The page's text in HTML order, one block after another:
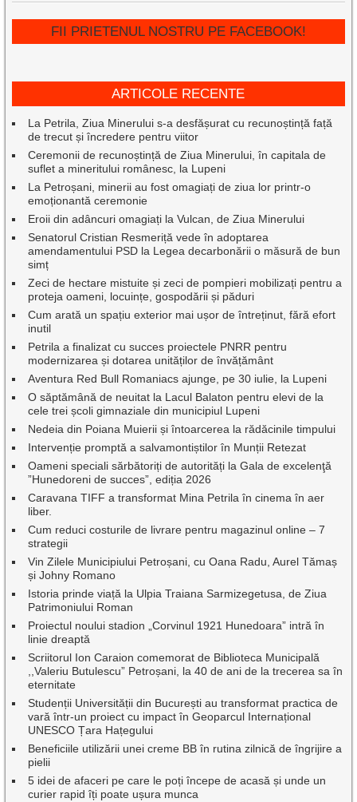
FII PRIETENUL NOSTRU PE FACEBOOK!
ARTICOLE RECENTE
La Petrila, Ziua Minerului s-a desfășurat cu recunoștință față
de trecut și încredere pentru viitor
Ceremonii de recunoștință de Ziua Minerului, în capitala de
suflet a mineritului românesc, la Lupeni
La Petroșani, minerii au fost omagiați de ziua lor printr-o
emoționantă ceremonie
Eroii din adâncuri omagiați la Vulcan, de Ziua Minerului
Senatorul Cristian Resmeriță vede în adoptarea
amendamentului PSD la Legea decarbonării o măsură de bun
simț
Zeci de hectare mistuite și zeci de pompieri mobilizați pentru a
proteja oameni, locuințe, gospodării și păduri
Cum arată un spațiu exterior mai ușor de întreținut, fără efort
inutil
Petrila a finalizat cu succes proiectele PNRR pentru
modernizarea și dotarea unităților de învățământ
Aventura Red Bull Romaniacs ajunge, pe 30 iulie, la Lupeni
O săptămână de neuitat la Lacul Balaton pentru elevi de la
cele trei școli gimnaziale din municipiul Lupeni
Nedeia din Poiana Muierii și întoarcerea la rădăcinile timpului
Intervenție promptă a salvamontiștilor în Munții Retezat
Oameni speciali sărbătoriți de autorități la Gala de excelenţă
”Hunedoreni de succes”, ediția 2026
Caravana TIFF a transformat Mina Petrila în cinema în aer
liber.
Cum reduci costurile de livrare pentru magazinul online – 7
strategii
Vin Zilele Municipiului Petroșani, cu Oana Radu, Aurel Tămaș
și Johny Romano
Istoria prinde viață la Ulpia Traiana Sarmizegetusa, de Ziua
Patrimoniului Roman
Proiectul noului stadion „Corvinul 1921 Hunedoara” intră în
linie dreaptă
Scriitorul Ion Caraion comemorat de Biblioteca Municipală
,,Valeriu Butulescu” Petroșani, la 40 de ani de la trecerea sa în
eternitate
Studenții Universității din București au transformat practica de
vară într-un proiect cu impact în Geoparcul Internațional
UNESCO Țara Hațegului
Beneficiile utilizării unei creme BB în rutina zilnică de îngrijire a
pielii
5 idei de afaceri pe care le poți începe de acasă și unde un
curier rapid îți poate ușura munca